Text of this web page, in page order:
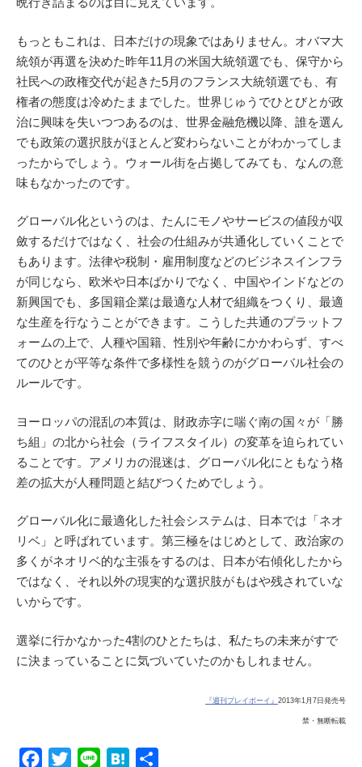
もっともこれは、日本だけの現象ではありません。オバマ大
統領が再選を決めた昨年11月の米国大統領選でも、保守から
社民への政権交代が起きた5月のフランス大統領選でも、有
権者の態度は冷めたままでした。世界じゅうでひとびとが政
治に興味を失いつつあるのは、世界金融危機以降、誰を選ん
でも政策の選択肢がほとんど変わらないことがわかってしま
ったからでしょう。ウォール街を占拠してみても、なんの意
味もなかったのです。
グローバル化というのは、たんにモノやサービスの値段が収
斂するだけではなく、社会の仕組みが共通化していくことで
もあります。法律や税制・雇用制度などのビジネスインフラ
が同じなら、欧米や日本ばかりでなく、中国やインドなどの
新興国でも、多国籍企業は最適な人材で組織をつくり、最適
な生産を行なうことができます。こうした共通のプラットフ
ォームの上で、人種や国籍、性別や年齢にかかわらず、すべ
てのひとが平等な条件で多様性を競うのがグローバル社会の
ルールです。
ヨーロッパの混乱の本質は、財政赤字に喘ぐ南の国々が「勝
ち組」の北から社会（ライフスタイル）の変革を迫られてい
ることです。アメリカの混迷は、グローバル化にともなう格
差の拡大が人種問題と結びつくためでしょう。
グローバル化に最適化した社会システムは、日本では「ネオ
リベ」と呼ばれています。第三極をはじめとして、政治家の
多くがネオリベ的な主張をするのは、日本が右傾化したから
ではなく、それ以外の現実的な選択肢がもはや残されていな
いからです。
選挙に行かなかった4割のひとたちは、私たちの未来がすで
に決まっていることに気づいていたのかもしれません。
『週刊プレイボーイ』 2013年1月7日発売号
禁・無断転載